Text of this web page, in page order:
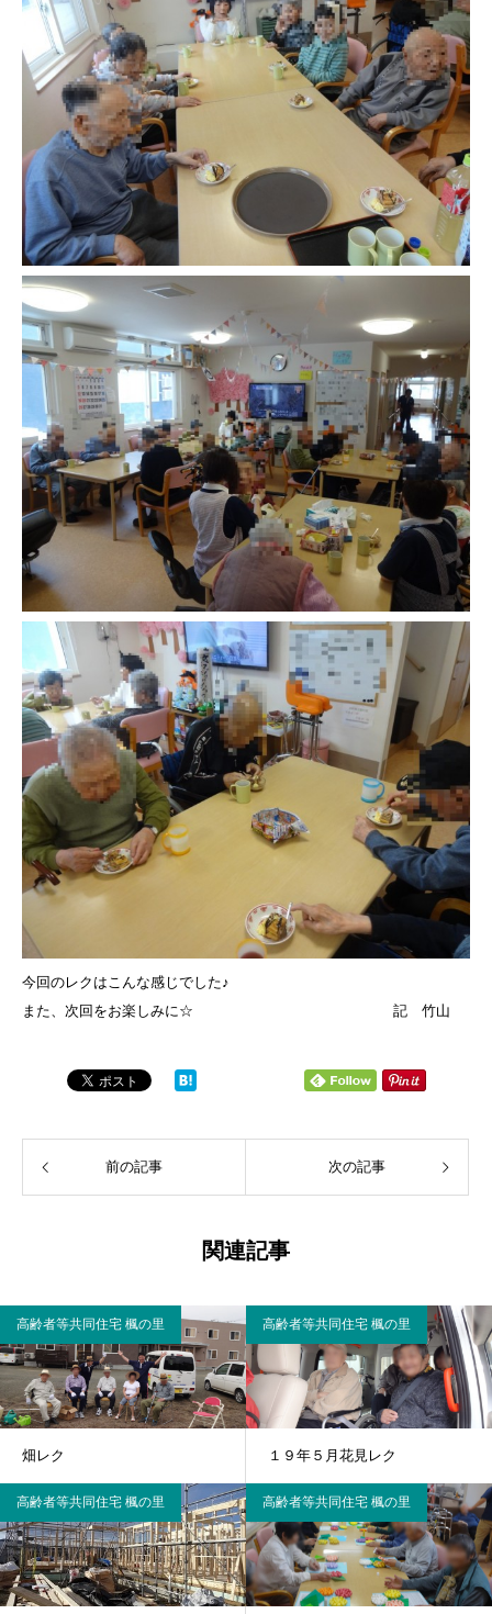
今回のレクはこんな感じでした♪
また、次回をお楽しみに☆ 記 竹山
前の記事 次の記事
関連記事
高齢者等共同住宅 楓の里
畑レク
高齢者等共同住宅 楓の里
１９年５月花見レク
高齢者等共同住宅 楓の里 高齢者等共同住宅 楓の里